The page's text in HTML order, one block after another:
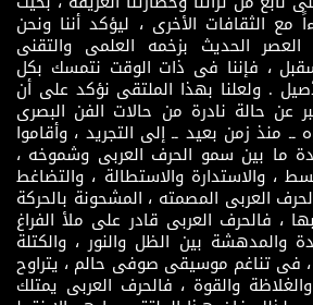
مع الثقافات الأخرى ، ليؤكد أننا ونحن
الحديث بزخمه العلمى والتقنى
، فإننا فى ذات الوقت نتمسك بكل
. ولعلنا بهذا الملتقى نؤكد على أن
عن حالة نادرة من حالات الفن البصرى
ــ منذ زمن بعيد ــ إلى التجريد ، وأقاموا
ما بين سمو الحرف العربى وشموخه ،
، والاستدارة والاستطالة ، والتضاغط
العربى المصمته ، المشحونة بالحركة
، فالحرف العربى قادر على ملأ الفراغ
والمدهشة بين الظل والنور ، والكتلة
، فى تناغم موسيقى صوفى حالم ، يتراوح
والقوة ، فالحرف العربى يمتلك